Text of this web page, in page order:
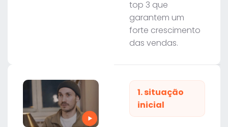
top 3 que
garantem um
forte crescimento
das vendas.
1. situação
inicial